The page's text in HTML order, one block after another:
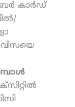
കാര്‍ഡ്
വിസയെ